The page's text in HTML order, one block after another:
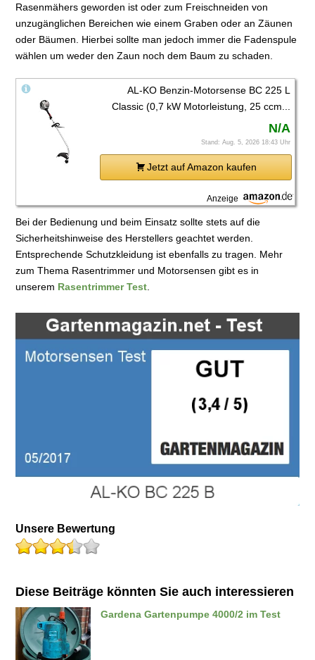
Rasenmähers geworden ist oder zum Freischneiden von
unzugänglichen Bereichen wie einem Graben oder an Zäunen
oder Bäumen. Hierbei sollte man jedoch immer die Fadenspule
wählen um weder den Zaun noch dem Baum zu schaden.
AL-KO Benzin-Motorsense BC 225 L
Classic (0,7 kW Motorleistung, 25 ccm...
N/A
Stand: Aug. 5, 2026 18:43 Uhr
Jetzt auf Amazon kaufen
Anzeige
Bei der Bedienung und beim Einsatz sollte stets auf die
Sicherheitshinweise des Herstellers geachtet werden.
Entsprechende Schutzkleidung ist ebenfalls zu tragen. Mehr
zum Thema Rasentrimmer und Motorsensen gibt es in
unserem Rasentrimmer Test
Unsere Bewertung
Diese Beiträge könnten Sie auch interessieren
Gardena Gartenpumpe 4000/2 im Test